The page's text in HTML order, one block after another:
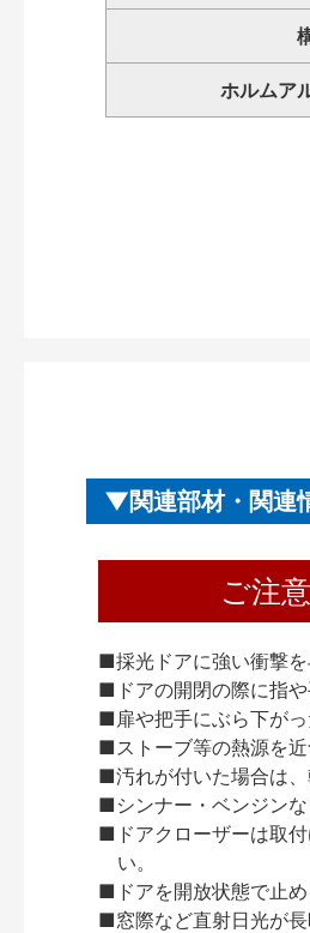
ホルムア
関連部材・関連
ご注意
■採光ドアに強い衝撃を
■ドアの開閉の際に指や
■扉や把手にぶら下がっ
■ストーブ等の熱源を近
■汚れが付いた場合は、
■シンナー・ベンジン
■ドアクローザーは取
い。
■ドアを開放状態で止
■窓際など直射日光が